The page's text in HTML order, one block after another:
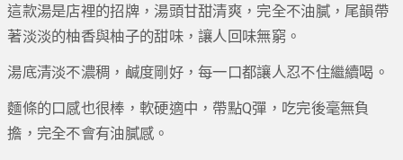
這款湯是店裡的招牌，湯頭甘甜清爽，完全不油膩，尾韻帶
著淡淡的柚香與柚子的甜味，讓人回味無窮。
湯底清淡不濃稠，鹹度剛好，每一口都讓人忍不住繼續喝。
麵條的口感也很棒，軟硬適中，帶點Q彈，吃完後毫無負
擔，完全不會有油膩感。